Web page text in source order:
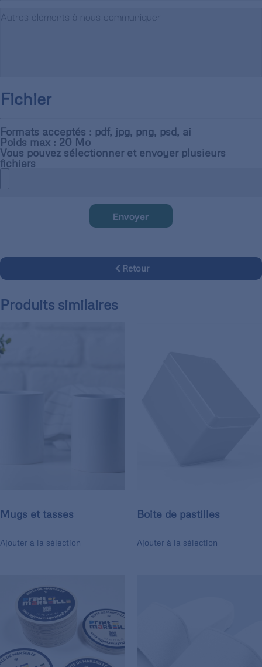
Fichier
Formats acceptés : pdf, jpg, png, psd, ai
Poids max : 20 Mo
Vous pouvez sélectionner et envoyer plusieurs
fichiers
Envoyer
Retour
Produits similaires
Mugs et tasses
Ajouter à la sélection
Boite de pastilles
Ajouter à la sélection